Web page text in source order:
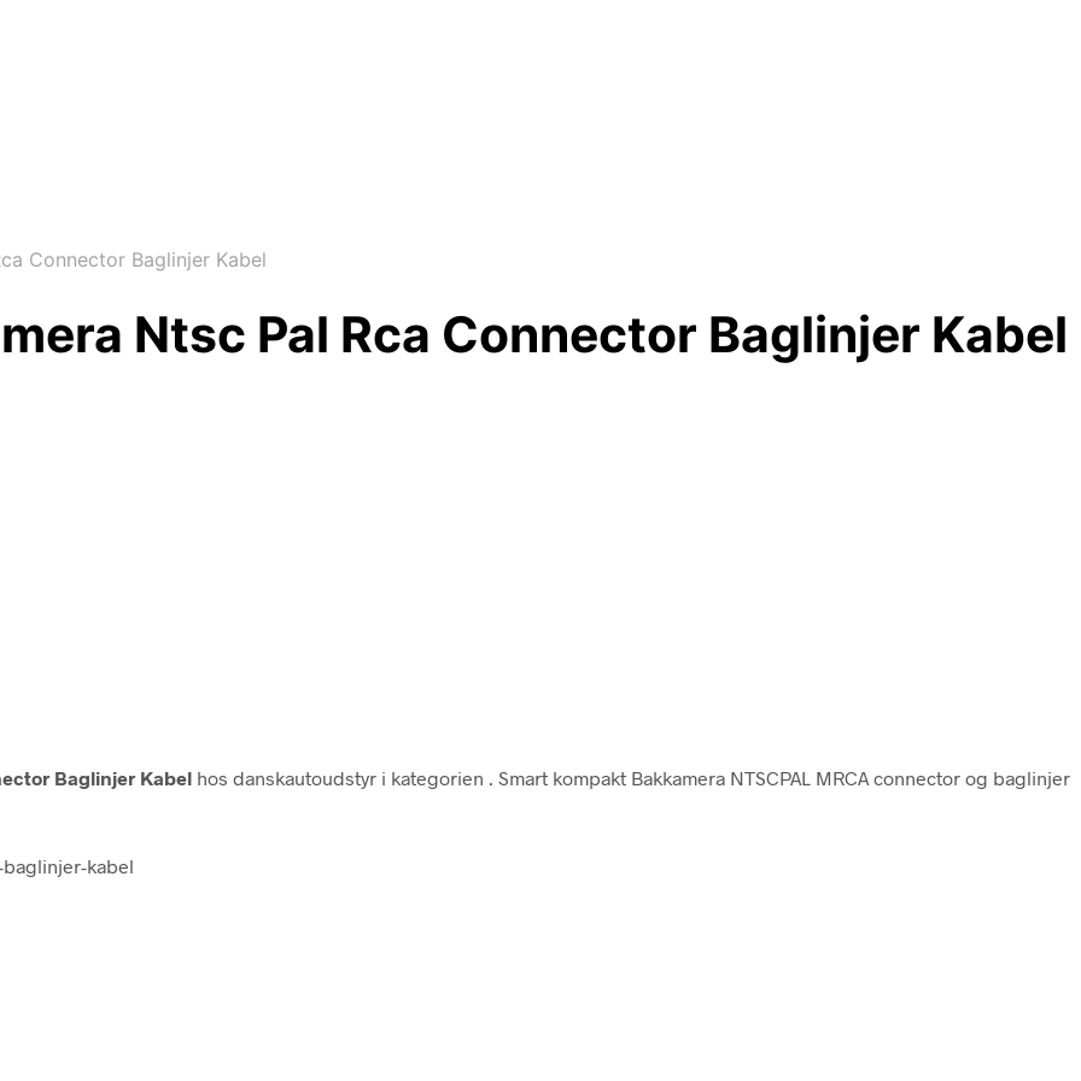
Connector Baglinjer Kabel
Ntsc Pal Rca Connector Baglinjer Kabel
Baglinjer Kabel hos danskautoudstyr i kategorien
. Smart kompakt Bakkamera NTSCPAL MRCA connector og baglinjer
kabel